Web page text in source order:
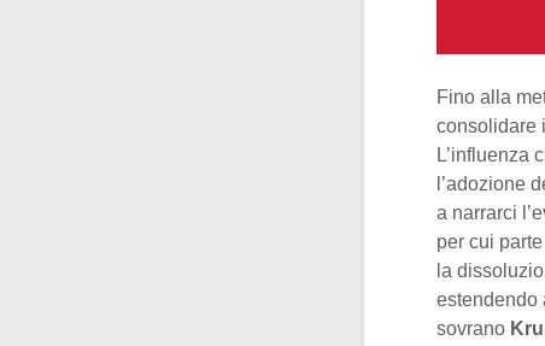
Fino alla
consolidare
L’influenza
l’adozione
a narrarci
per cui
la
estendendo
sovrano